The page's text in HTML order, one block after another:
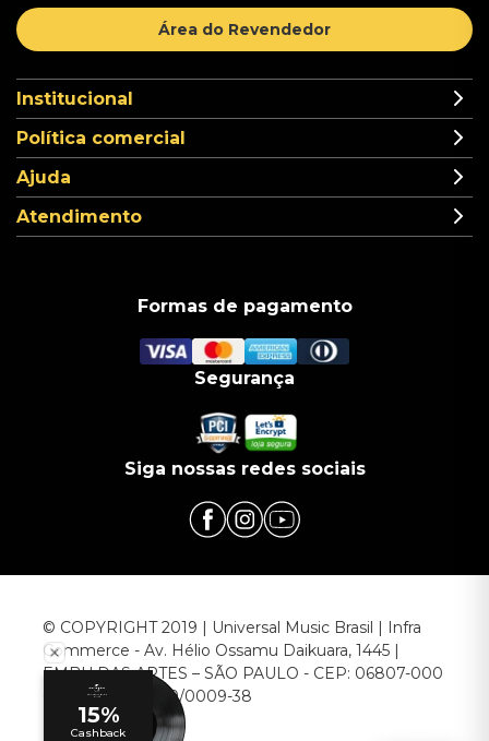
Área do Revendedor
Institucional
Política comercial
Ajuda
Atendimento
Formas de pagamento
Segurança
Siga nossas redes sociais
© COPYRIGHT 2019 | Universal Music Brasil | Infra
Commerce - Av. Hélio Ossamu Daikuara, 1445 |
EMBU DAS ARTES – SÃO PAULO - CEP: 06807-000
CNPJ: 00.952.789/0009-38